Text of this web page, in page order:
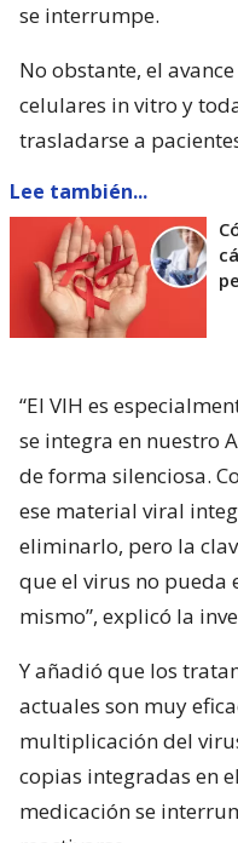
se interrumpe.
No obstante, el
celulares in vitro y
trasladarse a
Lee también...
“El VIH es
se integra en nuestro
de forma silenciosa.
ese material viral
eliminarlo, pero la
que el virus no pueda
mismo”, explicó la
Y añadió que los
actuales son muy
multiplicación del
copias integradas en
medicación se